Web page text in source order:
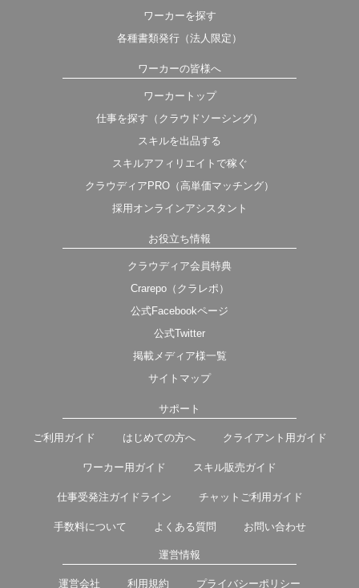
ワーカーを探す
各種書類発行（法人限定）
ワーカーの皆様へ
ワーカートップ
仕事を探す（クラウドソーシング）
スキルを出品する
スキルアフィリエイトで稼ぐ
クラウディアPRO（高単価マッチング）
採用オンラインアシスタント
お役立ち情報
クラウディア会員特典
Crarepo（クラレポ）
公式Facebookページ
公式Twitter
掲載メディア様一覧
サイトマップ
サポート
ご利用ガイド はじめての方へ クライアント用ガイド
ワーカー用ガイド スキル販売ガイド
仕事受発注ガイドライン チャットご利用ガイド
手数料について よくある質問 お問い合わせ
運営情報
運営会社 利用規約 プライバシーポリシー